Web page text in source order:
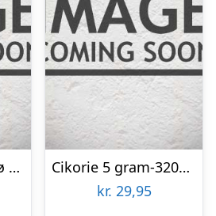
Almindelig Hør frø til 5 m2
Cikorie 5 gram-3200 frø
kr. 29,95